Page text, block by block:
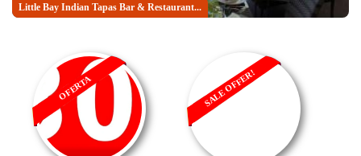
Little Bay Indian Tapas Bar & Restaurant...
OFERTA SALE OFFER!